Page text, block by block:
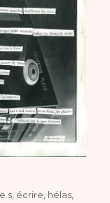
, écrire, hélas,